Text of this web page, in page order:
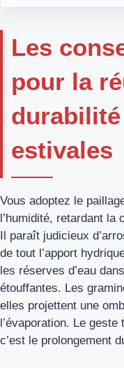
Les
pour la
estivales
Vous adoptez le
l’humidité, retardant la
Il paraît judicieux
de tout l’apport
les réserves d’eau
étouffantes. Les
elles projettent une
l’évaporation. Le
c’est le prolongement